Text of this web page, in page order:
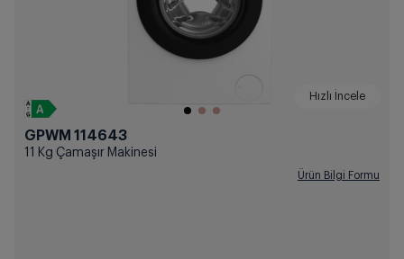
Hızlı İncele
GPWM 114643
11 Kg Çamaşır Makinesi
Ürün Bilgi Formu